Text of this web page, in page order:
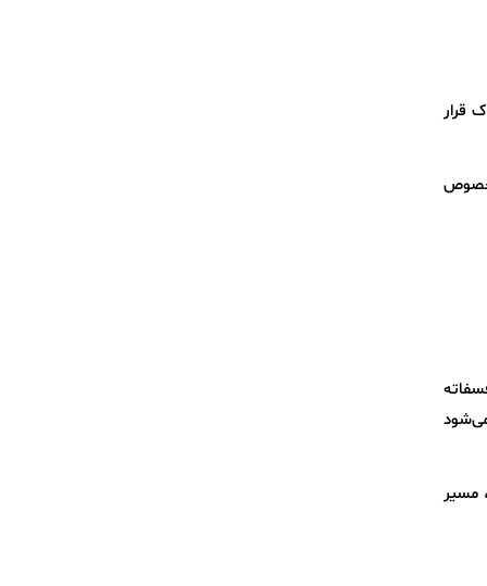
زیر خاک قرار
خصوص
می‌شود
مسیر